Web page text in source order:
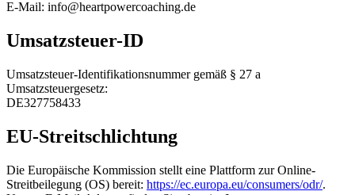
E-Mail: info@heartpowercoaching.de
Umsatzsteuer-ID
Umsatzsteuer-Identifikationsnummer gemäß § 27 a
Umsatzsteuergesetz:
DE327758433
EU-Streitschlichtung
Die Europäische Kommission stellt eine Plattform zur Online-
Streitbeilegung (OS) bereit: https://ec.europa.eu/consumers/odr/.